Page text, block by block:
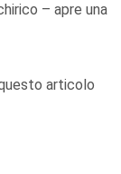
– apre una
articolo